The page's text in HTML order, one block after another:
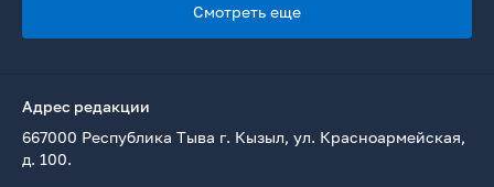
Смотреть еще
Адрес редакции
667000 Республика Тыва г. Кызыл, ул. Красноармейская,
д. 100.